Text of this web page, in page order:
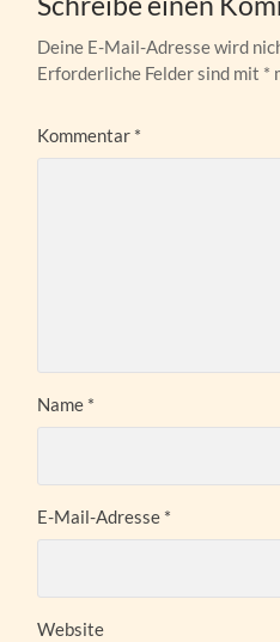
Deine E-Mail-Adresse wird
Erforderliche Felder sind mit *
Kommentar *
Name *
E-Mail-Adresse *
Website